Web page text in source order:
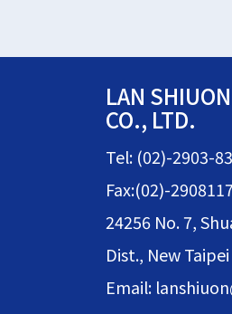
LAN
CO., LTD.
Tel: (02)-2903-
Fax:(02)-
24256 No. 7,
Dist., New
Email: